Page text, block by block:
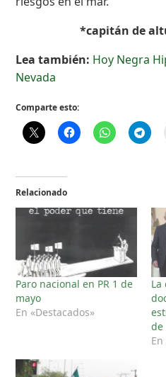
*capitán de
Lea también: Hoy Negra
Nevada
Comparte esto:
Relacionado
Paro nacional en PR 1 de
mayo
En «Destacados»
La
de